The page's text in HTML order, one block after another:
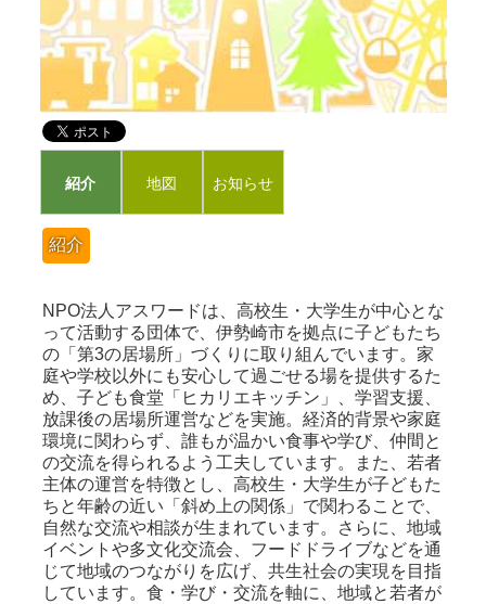
紹介 地図 お知らせ
紹介
NPO法人アスワードは、高校生・大学生が中心とな
って活動する団体で、伊勢崎市を拠点に子どもたち
の「第3の居場所」づくりに取り組んでいます。家
庭や学校以外にも安心して過ごせる場を提供するた
め、子ども食堂「ヒカリエキッチン」、学習支援、
放課後の居場所運営などを実施。経済的背景や家庭
環境に関わらず、誰もが温かい食事や学び、仲間と
の交流を得られるよう工夫しています。また、若者
主体の運営を特徴とし、高校生・大学生が子どもた
ちと年齢の近い「斜め上の関係」で関わることで、
自然な交流や相談が生まれています。さらに、地域
イベントや多文化交流会、フードドライブなどを通
じて地域のつながりを広げ、共生社会の実現を目指
しています。食・学び・交流を軸に、地域と若者が